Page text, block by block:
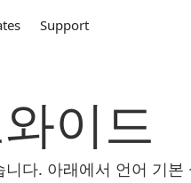
Support
이드
다. 아래에서 언어 기본